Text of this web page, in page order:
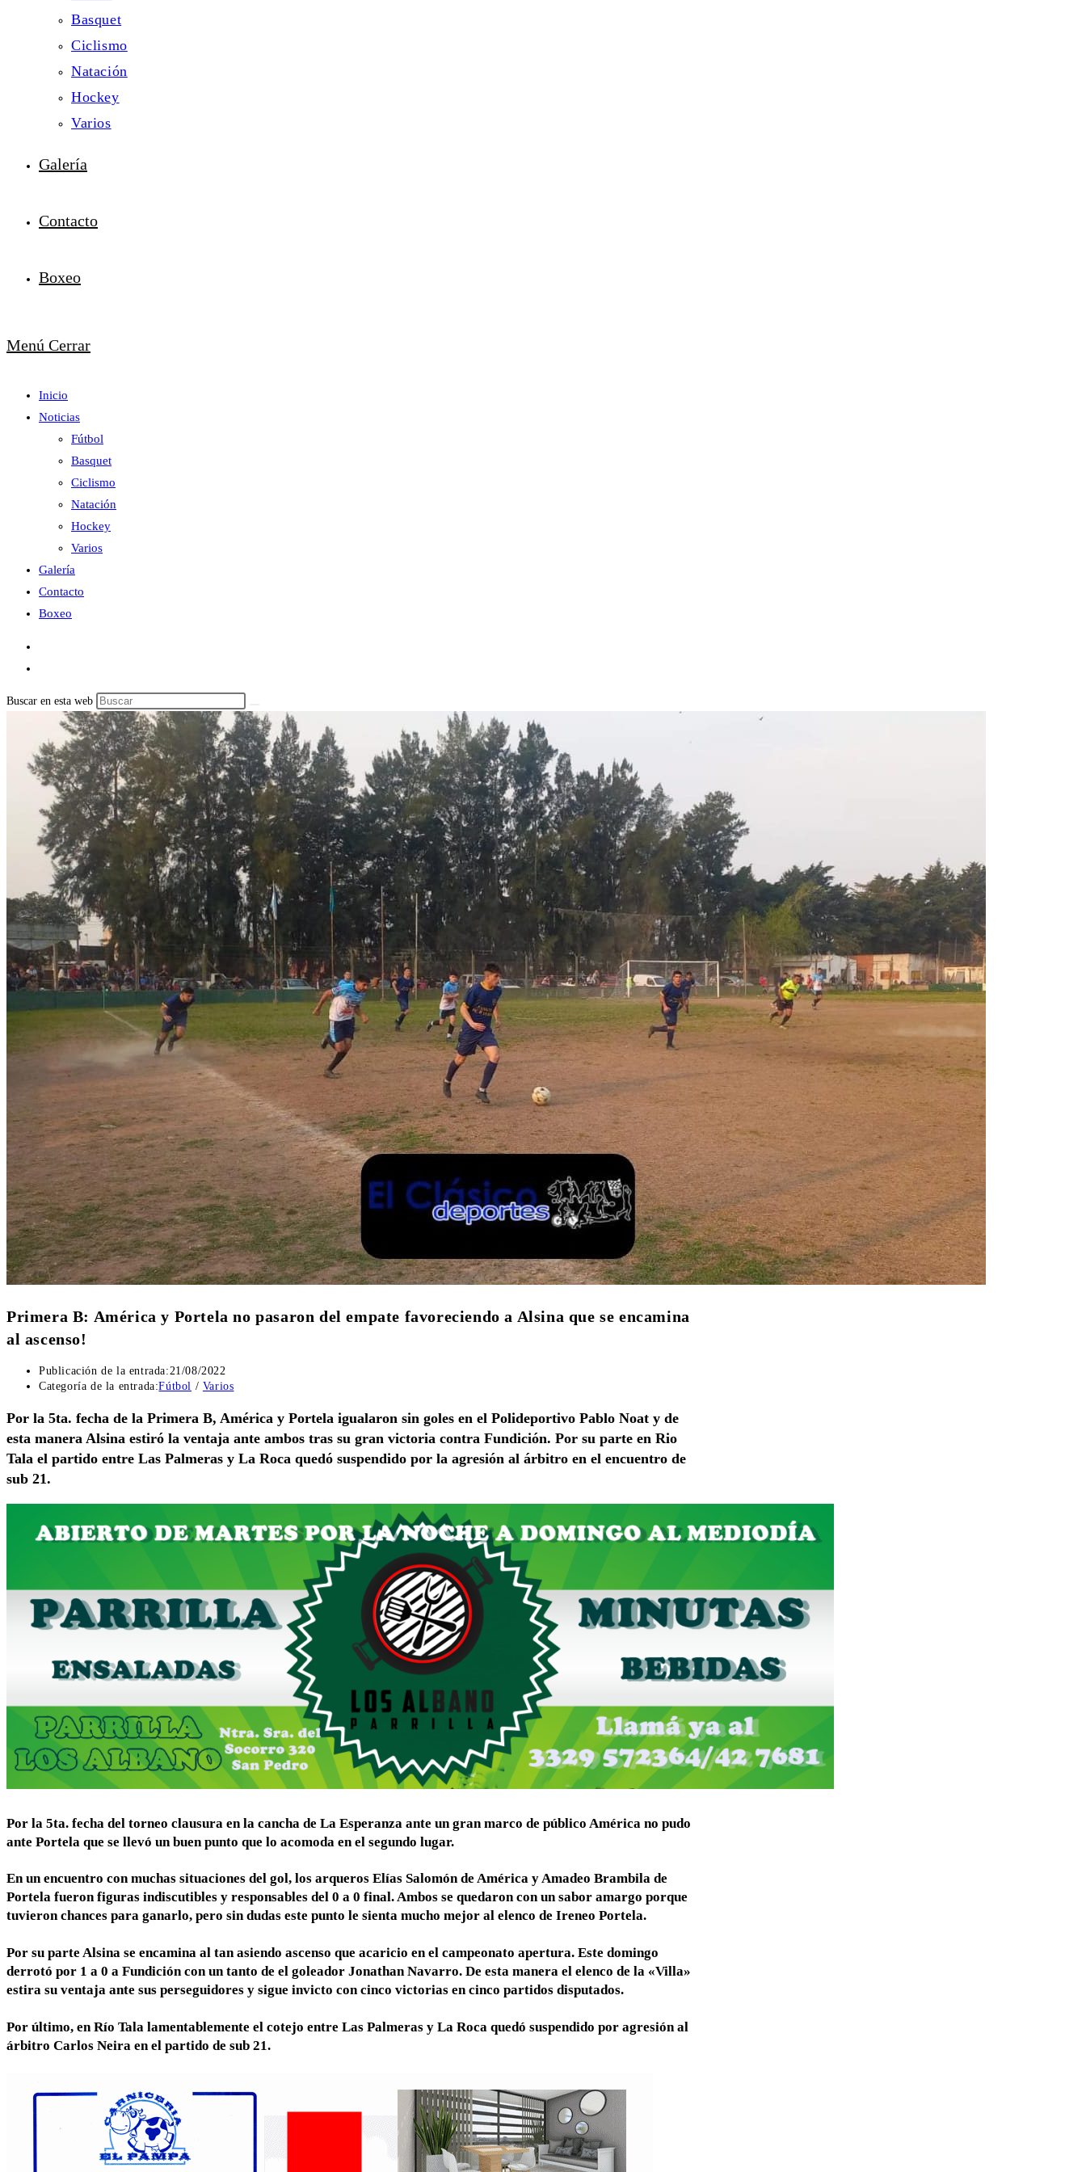
Basquet
Ciclismo
Natación
Hockey
Varios
Galería
Contacto
Boxeo
Menú Cerrar
Inicio
Noticias
Fútbol
Basquet
Ciclismo
Natación
Hockey
Varios
Galería
Contacto
Boxeo
Buscar en esta web
Primera B: América y Portela no pasaron del empate favoreciendo a Alsina que se encamina
al ascenso!
Publicación de la entrada:21/08/2022
Categoría de la entrada:Fútbol / Varios
Por la 5ta. fecha de la Primera B, América y Portela igualaron sin goles en el Polideportivo Pablo Noat y de
esta manera Alsina estiró la ventaja ante ambos tras su gran victoria contra Fundición. Por su parte en Rio
Tala el partido entre Las Palmeras y La Roca quedó suspendido por la agresión al árbitro en el encuentro de
sub 21.
Por la 5ta. fecha del torneo clausura en la cancha de La Esperanza ante un gran marco de público América no pudo
ante Portela que se llevó un buen punto que lo acomoda en el segundo lugar.
En un encuentro con muchas situaciones del gol, los arqueros Elías Salomón de América y Amadeo Brambila de
Portela fueron figuras indiscutibles y responsables del 0 a 0 final. Ambos se quedaron con un sabor amargo porque
tuvieron chances para ganarlo, pero sin dudas este punto le sienta mucho mejor al elenco de Ireneo Portela.
Por su parte Alsina se encamina al tan asiendo ascenso que acaricio en el campeonato apertura. Este domingo
derrotó por 1 a 0 a Fundición con un tanto de el goleador Jonathan Navarro. De esta manera el elenco de la «Villa»
estira su ventaja ante sus perseguidores y sigue invicto con cinco victorias en cinco partidos disputados.
Por último, en Río Tala lamentablemente el cotejo entre Las Palmeras y La Roca quedó suspendido por agresión al
árbitro Carlos Neira en el partido de sub 21.